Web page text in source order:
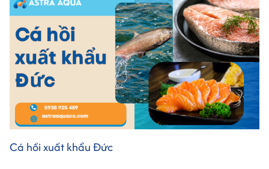
Cá hồi xuất khẩu Đức